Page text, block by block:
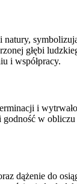
głębi
i współpracy.
i
w
dążenie do